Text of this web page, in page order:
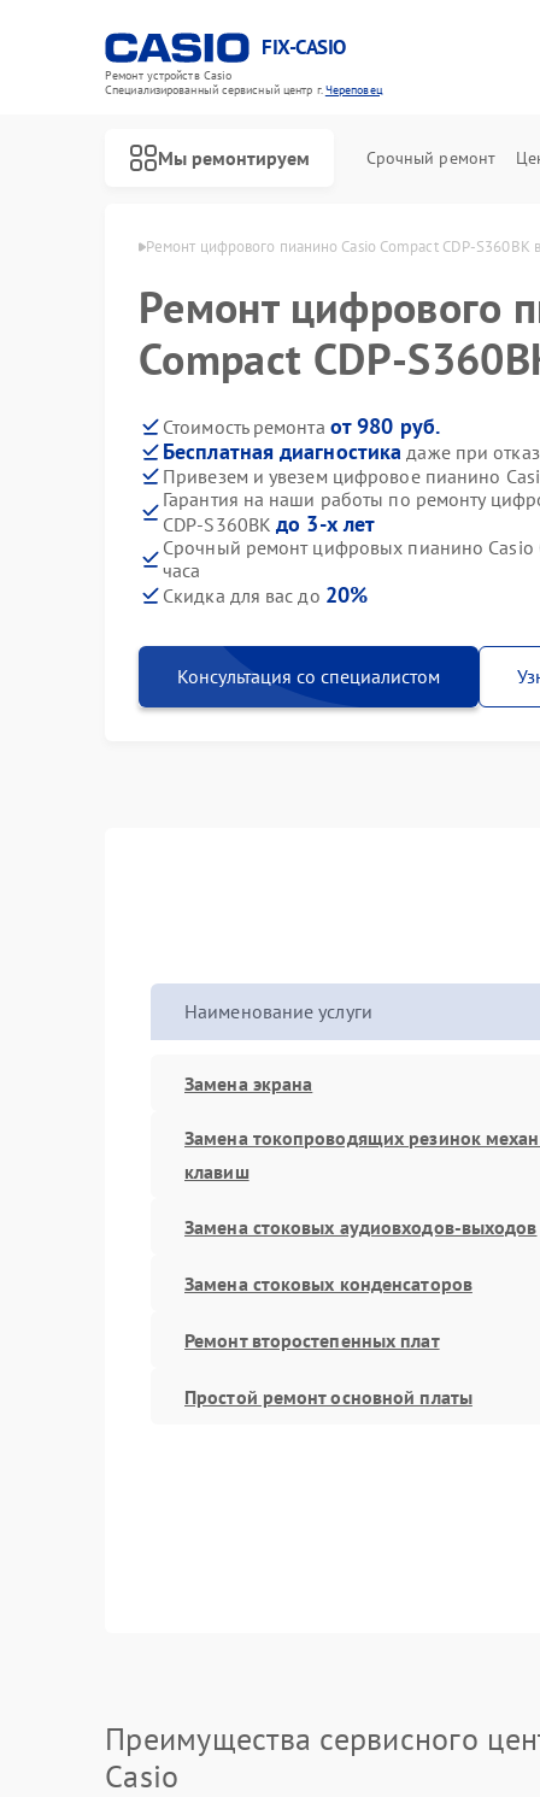
FIX-CASIO
Ремонт устройств Casio
Специализированный cервисный центр г.Череповец
Мы ремонтируем Срочный ремонт
Ремонт цифрового пианино Casio Compact CDP-S360BK
Ремонт цифрового
Compact CDP-
Стоимость ремонта от 980 руб.
Бесплатная диагностика даже при
Привезем и увезем цифровое пианино
Гарантия на наши работы по ремонту
CDP-S360BKдо 3-х лет
Срочный ремонт цифровых пианино Casio
часа
Скидка для вас до 20%
Консультация со специалистом
Наименование услуги
Замена экрана
Замена токопроводящих резинок
клавиш
Замена стоковых аудиовходов-выходов
Замена стоковых конденсаторов
Ремонт второстепенных плат
Простой ремонт основной платы
Преимущества сервисного
Casio